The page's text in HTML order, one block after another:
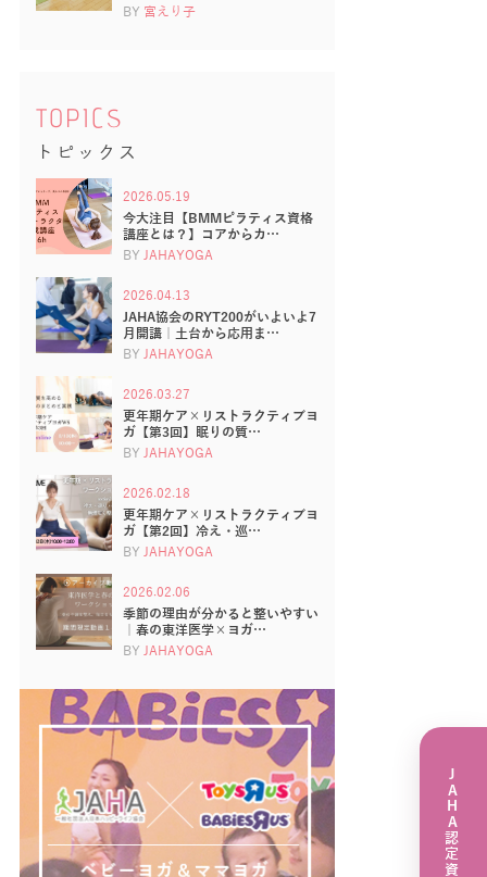
BY 宮えり子
TOPICS
トピックス
2026.05.19
今大注目【BMMピラティス資格
講座とは？】コアからカ…
BY JAHAYOGA
2026.04.13
JAHA協会のRYT200がいよいよ7
月開講｜土台から応用ま…
BY JAHAYOGA
2026.03.27
更年期ケア×リストラクティブヨ
ガ【第3回】眠りの質…
BY JAHAYOGA
2026.02.18
更年期ケア×リストラクティブヨ
ガ【第2回】冷え・巡…
BY JAHAYOGA
2026.02.06
季節の理由が分かると整いやすい
｜春の東洋医学×ヨガ…
BY JAHAYOGA